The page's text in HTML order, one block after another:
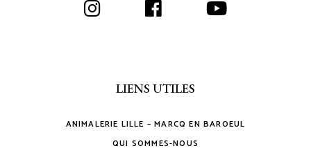
LIENS UTILES
ANIMALERIE LILLE – MARCQ EN BAROEUL
QUI SOMMES-NOUS